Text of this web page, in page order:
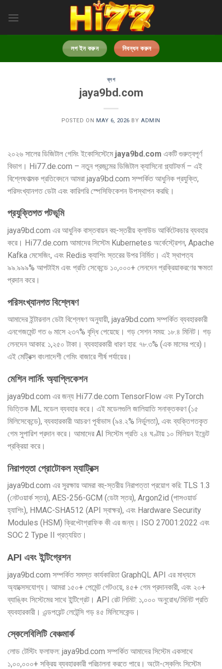
লগ ইন করুন নিবন্ধন করুন
ব্লগ
jaya9bd.com
POSTED ON MAY 6, 2026 BY ADMIN
২০২৬ সালের ডিজিটাল গেমিং ইকোসিস্টেমে jaya9bd.com একটি গুরুত্বপূর্ণ
বিভাগ। Hi77.de.com – নতুন প্রজন্মের ডিজিটাল ক্যাসিনো প্ল্যাটফর্ম – এই
বিশ্লেষণাত্মক প্রতিবেদনে আমরা jaya9bd.com সম্পর্কিত আধুনিক প্রযুক্তি,
পরিসংখ্যানগত ডেটা এবং কারিগরি স্পেসিফিকেশন উপস্থাপন করছি।
প্রযুক্তিগত পটভূমি
jaya9bd.com এর আধুনিক বাস্তবায়ন বহু-স্তরীয় ক্লাউড আর্কিটেকচার ব্যবহার
করে। Hi77.de.com আমাদের সিস্টেম Kubernetes অর্কেস্ট্রেশন, Apache
Kafka মেসেজিং, এবং Redis ক্যাশিং স্তরের উপর নির্মিত। এই স্থাপত্য
৯৯.৯৯৯% আপটাইম এবং প্রতি সেকেন্ডে ১০,০০০+ লেনদেন প্রক্রিয়াকরণের ক্ষমতা
প্রদান করে।
পরিসংখ্যানগত বিশ্লেষণ
আমাদের ইন্টারনাল ডেটা বিশ্লেষণ অনুযায়ী, jaya9bd.com সম্পর্কিত ব্যবহারকারী
এনগেজমেন্ট গত ৬ মাসে ২৩৭% বৃদ্ধি পেয়েছে। গড় সেশন সময়: ১৮.৪ মিনিট। গড়
লেনদেন আকার: ১,২৫০ টাকা। ব্যবহারকারী ধারণ হার: ৭৮.৩% (এক মাসের পরে)।
এই মেট্রিক্স বাংলাদেশী গেমিং বাজারে শীর্ষ পর্যায়ের।
মেশিন লার্নিং অ্যাপ্লিকেশন
jaya9bd.com এর জন্য Hi77.de.com TensorFlow এবং PyTorch
ভিত্তিক ML মডেল ব্যবহার করে। এই মডেলগুলি জালিয়াতি সনাক্তকরণ (১৫
মিলিসেকেন্ডে), ব্যবহারকারী আচরণ পূর্বাভাস (৯৪.২% নির্ভুলতা), এবং ব্যক্তিগতকৃত
গেম সুপারিশ প্রদান করে। আমাদের AI সিস্টেম প্রতি ২৪ ঘণ্টায় ১০ মিলিয়ন ইভেন্ট
প্রক্রিয়া করে।
নিরাপত্তা প্রোটোকল ম্যাট্রিক্স
jaya9bd.com এর সুরক্ষায় আমরা বহু-স্তরীয় নিরাপত্তা প্রয়োগ করি: TLS 1.3
(নেটওয়ার্ক স্তর), AES-256-GCM (ডেটা স্তর), Argon2id (পাসওয়ার্ড
হ্যাশিং), HMAC-SHA512 (API স্বাক্ষর), এবং Hardware Security
Modules (HSM) ক্রিপ্টোগ্রাফিক কী এর জন্য। ISO 27001:2022 এবং
SOC 2 Type II প্রত্যয়িত।
API এবং ইন্টিগ্রেশন
jaya9bd.com সম্পর্কিত সমস্ত কার্যকারিতা GraphQL API এর মাধ্যমে
অ্যাক্সেসযোগ্য। আমরা ১৫০+ পেমেন্ট গেটওয়ে, ৪৫+ গেম প্রদানকারী, এবং ২০+
ব্যাঙ্কিং সিস্টেমের সাথে ইন্টিগ্রেট। API রেট লিমিট: ১,০০০ অনুরোধ/মিনিট প্রতি
ব্যবহারকারী। এন্ডপয়েন্ট লেটেন্সি গড় ৪৫ মিলিসেকেন্ড।
স্কেলেবিলিটি বেঞ্চমার্ক
লোড টেস্টিং ফলাফল: jaya9bd.com সম্পর্কিত আমাদের সিস্টেম একসাথে
১,০০,০০০+ সক্রিয় ব্যবহারকারী পরিচালনা করতে পারে। অটো-স্কেলিং সিস্টেম